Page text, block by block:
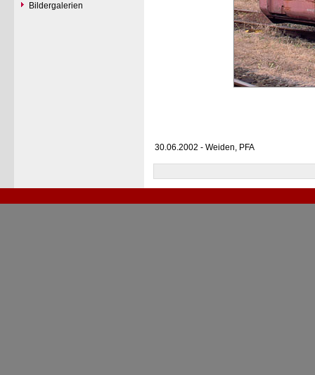
Bildergalerien
30.06.2002 - Weiden, PFA